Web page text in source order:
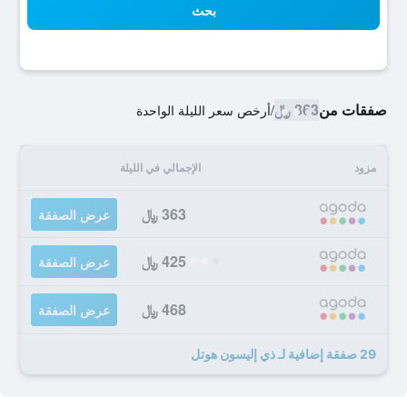
بحث
صفقات من363 ﷼ /أرخص سعر الليلة الواحدة
مزود الإجمالي في الليلة
363 ﷼ عرض الصفقة
425 ﷼ عرض الصفقة
468 ﷼ عرض الصفقة
29 صفقة إضافية لـ ذي إليسون هوتل